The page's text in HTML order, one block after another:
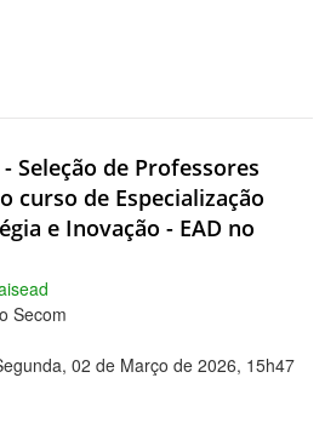
Seleção de Professores
curso de Especialização
e Inovação - EAD no
Secom
02 de Março de 2026, 15h47